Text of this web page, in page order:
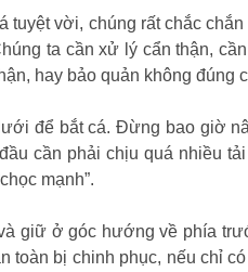
vời, chúng rất chắc
ta cần xử lý cẩn thận,
hay bảo quản không đúng
để bắt cá. Đừng bao giờ
cần phải chịu quá nhiều
mạnh”.
giữ ở góc hướng về phía
toàn bị chinh phục, nếu chỉ